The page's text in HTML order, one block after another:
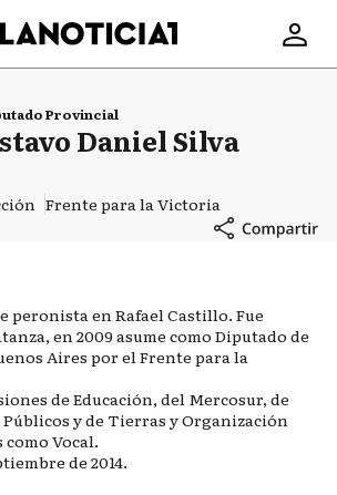
Provincial
Daniel Silva
Frente para la Victoria
peronista en Rafael Castillo. Fue
en 2009 asume como Diputado de
Aires por el Frente para la
de Educación, del Mercosur, de
Públicos y de Tierras y Organización
Vocal.
de 2014.